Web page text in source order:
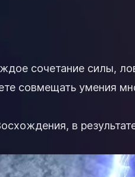
сочетание силы,
совмещать умения
в